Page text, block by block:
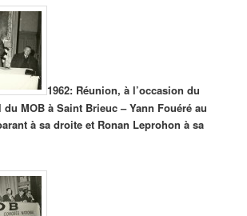
1962: Réunion, à l’occasion du
MOB à Saint Brieuc – Yann Fouéré au
à sa droite et Ronan Leprohon à sa